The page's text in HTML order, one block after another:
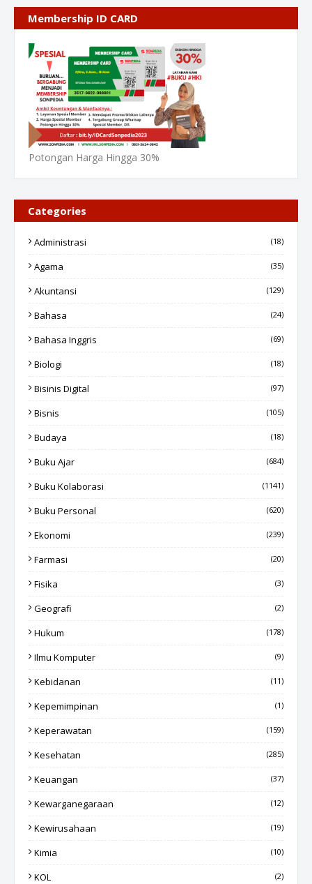
Membership ID CARD
Potongan Harga Hingga 30%
Categories
Administrasi (18)
Agama (35)
Akuntansi (129)
Bahasa (24)
Bahasa Inggris (69)
Biologi (18)
Bisinis Digital (97)
Bisnis (105)
Budaya (18)
Buku Ajar (684)
Buku Kolaborasi (1141)
Buku Personal (620)
Ekonomi (239)
Farmasi (20)
Fisika (3)
Geografi (2)
Hukum (178)
Ilmu Komputer (9)
Kebidanan (11)
Kepemimpinan (1)
Keperawatan (159)
Kesehatan (285)
Keuangan (37)
Kewarganegaraan (12)
Kewirusahaan (19)
Kimia (10)
KOL (2)